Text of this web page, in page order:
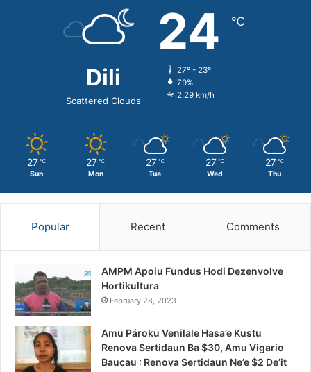
Dili
Scattered Clouds
24 ℃
27º - 23º
79%
2.29 km/h
27 ℃
Sun
27 ℃
Mon
27 ℃
Tue
27 ℃
Wed
27 ℃
Thu
Popular Recent Comments
AMPM Apoiu Fundus Hodi Dezenvolve
Hortikultura
February 28, 2023
Amu Pároku Venilale Hasa’e Kustu
Renova Sertidaun Ba $30, Amu Vigario
Baucau : Renova Sertidaun Ne’e $2 De’it